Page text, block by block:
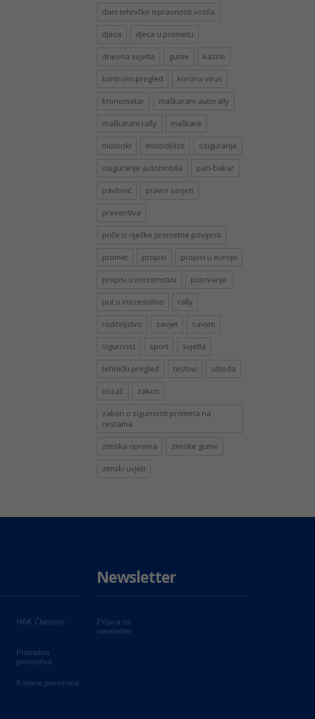
dani tehničke ispravnosti vozila
djeca djeca u prometu
dnevna svjetla gume kazne
kontrolni pregled korona virus
kronometar maškarani autorally
maškarani rally maškare
motocikl motociklisti osiguranje
osiguranje automobila pari-bakar
pavlović pravni savjeti
preventiva
priče iz riječke prometne povijesti
promet propisi propisi u europi
propisi u inozemstvu putovanje
put u inozemstvo rally
roditeljstvo savjet savjeti
sigurnost sport svjetla
tehnički pregled testovi ušteda
vozač zakon
zakon o sigurnosti prometa na
cestama
zimska oprema zimske gume
zimski uvjeti
HAK Članstvo
Prometna
preventiva
Korisne poveznice
Newsletter
Prijava na
newsletter